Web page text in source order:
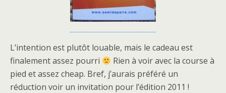
L’intention est plutôt louable, mais le cadeau est
finalement assez pourri
Rien à voir avec la course à
pied et assez cheap. Bref, j’aurais préféré un
réduction voir un invitation pour l’édition 2011 !